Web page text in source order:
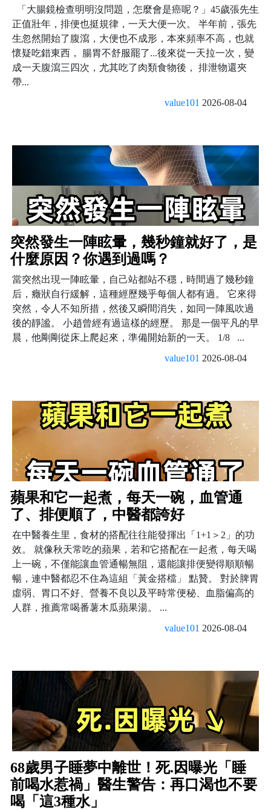
「大腸鏡檢查明明沒問題，怎麼會是癌呢？」45歲張先生
正值壯年，排便也挺規律，一天大便一次。 半年前，張先
生忽然開始了腹瀉，大便也不成形，本來頻率不高，也就
懷疑吃錯東西， 腸胃不舒服罷了...後來從一天拉一次，變
成一天腹瀉三四次，尤其吃了肉類食物後， 排泄物還夾
帶...
value101 2026-08-04
突然發生一陣眩暈，幾秒鐘就好了，是
什麼原因？你遇到過嗎？
當突然出現一陣眩暈，自己站都站不穩，時間過了幾秒鐘
后，癥狀自行緩解，這種經歷幾乎每個人都有過。 它來得
突然，令人不知所措，然後又瞬間消失，如同一陣風吹過
後的靜謐。 小趙曾經有過這樣的經歷。 那是一個平凡的早
晨，他剛剛從床上爬起來，準備開始新的一天。 1/8 ...
value101 2026-08-04
蘋果和它一起煮，每天一碗，血管通
了、排便順了，中醫都誇好
在中醫養生里，食材的搭配往往能發揮出「1+1＞2」的功
效。 就像秋天常吃的蘋果，若和它搭配在一起煮，每天喝
上一碗，不僅能讓血管通暢無阻，還能讓排便變得順順暢
暢，連中醫都忍不住為這組「黃金搭檔」 點贊。 對於脾胃
虛弱、胃口不好、營養不良以及平時常便秘、血脂偏高的
人群，推薦常喝番薯木瓜蘋果湯。 ...
value101 2026-08-04
68歲男子睡夢中離世！死.因曝光「睡
前喝水惹禍」醫生警告：再口渴也不要
喝「這3種水」